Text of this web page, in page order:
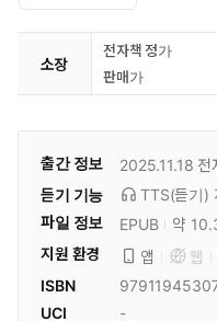
소장
전자책 정가
판매가
출간 정보 2025.11.18 전
듣기 기능
TTS(듣기)
파일 정보
EPUB 약
지원 환경
앱 웹
ISBN
UCI
-